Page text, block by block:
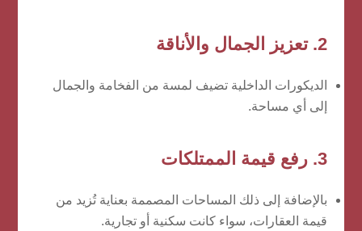
2. تعزيز الجمال والأناقة
الديكورات الداخلية تضيف لمسة من الفخامة والجمال
إلى أي مساحة.
3. رفع قيمة الممتلكات
بالإضافة إلى ذلك المساحات المصممة بعناية تُزيد من
قيمة العقارات، سواء كانت سكنية أو تجارية.